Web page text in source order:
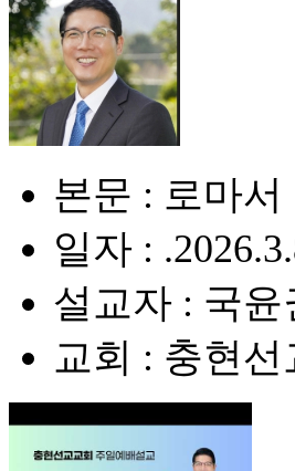
본문 : 로마서
일자 :
설교자 : 국윤
교회 : 충현선